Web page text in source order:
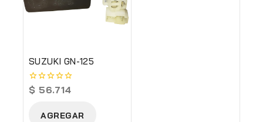
SUZUKI GN-125
0
out
$ 56.714
AGREGAR